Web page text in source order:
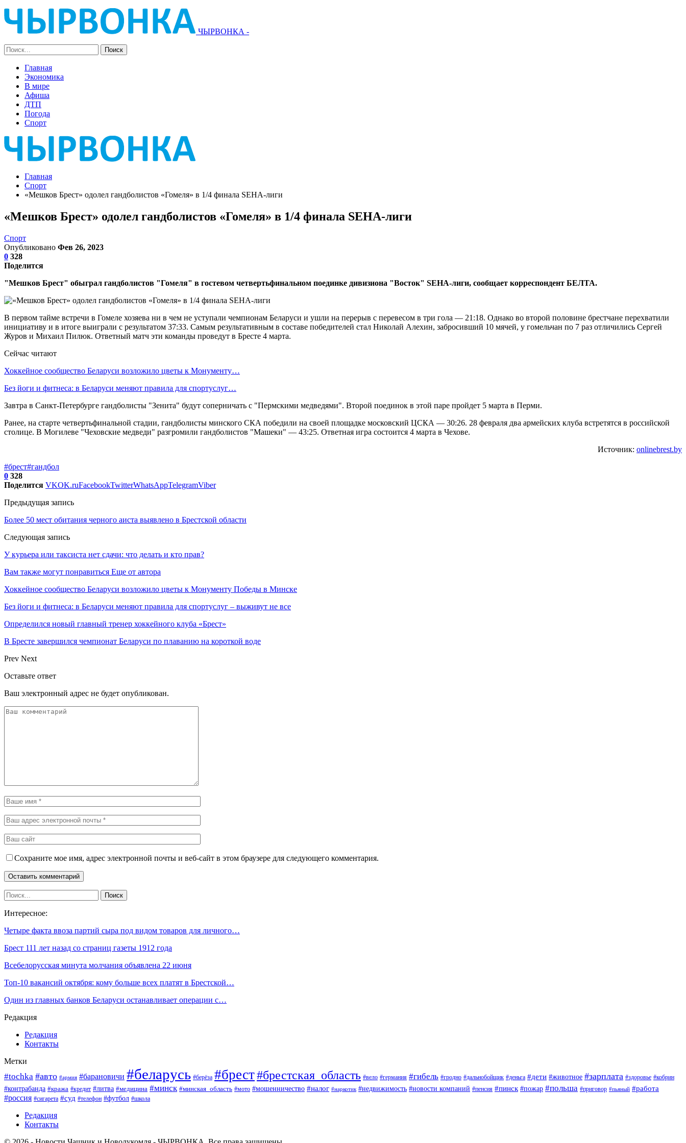
ЧЫРВОНКА -
Главная
Экономика
В мире
Афиша
ДТП
Погода
Спорт
Главная
Спорт
«Мешков Брест» одолел гандболистов «Гомеля» в 1/4 финала SEHA-лиги
«Мешков Брест» одолел гандболистов «Гомеля» в 1/4 финала SEHA-лиги
Спорт
Опубликовано Фев 26, 2023
0 328
Поделится
"Мешков Брест" обыграл гандболистов "Гомеля" в гостевом четвертьфинальном поединке дивизиона "Восток" SEHA-лиги, сообщает корреспондент БЕЛТА.
В первом тайме встречи в Гомеле хозяева ни в чем не уступали чемпионам Беларуси и ушли на перерыв с перевесом в три гола — 21:18. Однако во второй половине брестчане перехватили
инициативу и в итоге выиграли с результатом 37:33. Самым результативным в составе победителей стал Николай Алехин, забросивший 10 мячей, у гомельчан по 7 раз отличились Сергей
Журов и Михаил Пилюк. Ответный матч эти команды проведут в Бресте 4 марта.
Сейчас читают
Хоккейное сообщество Беларуси возложило цветы к Монументу…
Без йоги и фитнеса: в Беларуси меняют правила для спортуслуг…
Завтра в Санкт-Петербурге гандболисты "Зенита" будут соперничать с "Пермскими медведями". Второй поединок в этой паре пройдет 5 марта в Перми.
Ранее, на старте четвертьфинальной стадии, гандболисты минского СКА победили на своей площадке московский ЦСКА — 30:26. 28 февраля два армейских клуба встретятся в российской
столице. В Могилеве "Чеховские медведи" разгромили гандболистов "Машеки" — 43:25. Ответная игра состоится 4 марта в Чехове.
Источник: onlinebrest.by
#брест#гандбол
0 328
Поделится VKOK.ruFacebookTwitterWhatsAppTelegramViber
Предыдущая запись
Более 50 мест обитания черного аиста выявлено в Брестской области
Следующая запись
У курьера или таксиста нет сдачи: что делать и кто прав?
Вам также могут понравиться Еще от автора
Хоккейное сообщество Беларуси возложило цветы к Монументу Победы в Минске
Без йоги и фитнеса: в Беларуси меняют правила для спортуслуг – выживут не все
Определился новый главный тренер хоккейного клуба «Брест»
В Бресте завершился чемпионат Беларуси по плаванию на короткой воде
Prev Next
Оставьте ответ
Ваш электронный адрес не будет опубликован.
Сохраните мое имя, адрес электронной почты и веб-сайт в этом браузере для следующего комментария.
Интересное:
Четыре факта ввоза партий сыра под видом товаров для личного…
Брест 111 лет назад со страниц газеты 1912 года
Всебелорусская минута молчания объявлена 22 июня
Топ-10 вакансий октября: кому больше всех платят в Брестской…
Один из главных банков Беларуси останавливает операции с…
Редакция
Редакция
Контакты
Метки
#tochka #авто #армия #барановичи #беларусь #берёза #брест#брестская_область #вело #германия #гибель #гродно #дальнобойщик #деньга #дети #животное #зарплата #здоровье #кобрин
#контрабанда #кража #кредит #литва #медицина #минск #минская_область #мото #мошенничество #налог #наркотик #недвижимость #новости компаний #пенсия #пинск #пожар #польша #приговор #пьяный #работа
#россия #сигарета #суд #телефон #футбол #школа
Редакция
Контакты